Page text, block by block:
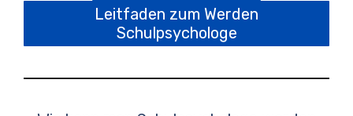
Leitfaden zum Werden
Schulpsychologe